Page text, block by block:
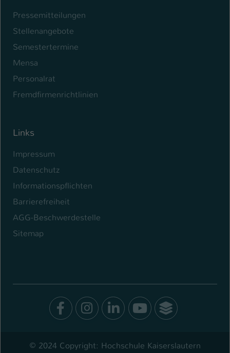
Pressemitteilungen
Stellenangebote
Semestertermine
Mensa
Personalrat
Fremdfirmenrichtlinien
Links
Impressum
Datenschutz
Informationspflichten
Barrierefreiheit
AGG-Beschwerdestelle
Sitemap
Facebook
Instagram
LinkedIn
Youtube
© 2024 Copyright: Hochschule Kaiserslautern